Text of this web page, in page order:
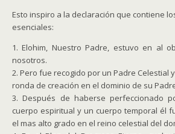
Esto inspiro a la declaración que contiene
esenciales:
1. Elohim, Nuestro Padre, estuvo en al
nosotros.
2. Pero fue recogido por un Padre Celestial
ronda de creación en el dominio de su
3. Después de haberse perfeccionado
cuerpo espiritual y un cuerpo temporal él
el mas alto grado en el reino celestial del